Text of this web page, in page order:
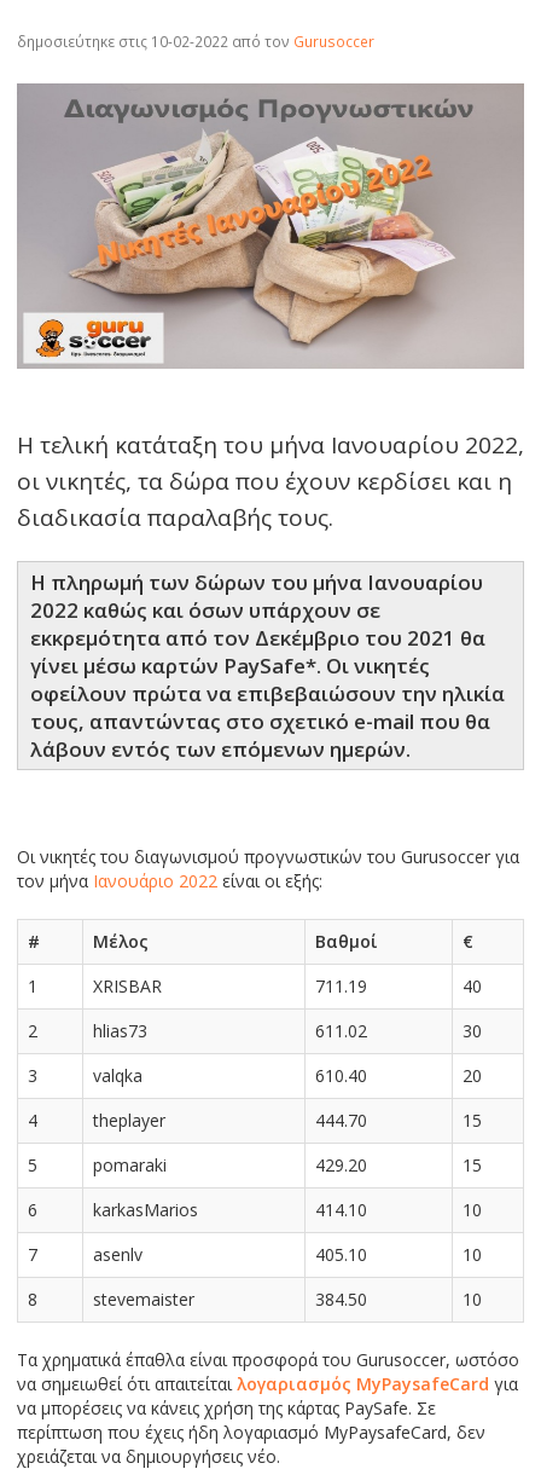
δημοσιεύτηκε στις 10-02-2022 από τον Gurusoccer
Η τελική κατάταξη του μήνα Ιανουαρίου 2022,
οι νικητές, τα δώρα που έχουν κερδίσει και η
διαδικασία παραλαβής τους.
Η πληρωμή των δώρων του μήνα Ιανουαρίου
2022 καθώς και όσων υπάρχουν σε
εκκρεμότητα από τον Δεκέμβριο του 2021 θα
γίνει μέσω καρτών PaySafe*. Οι νικητές
οφείλουν πρώτα να επιβεβαιώσουν την ηλικία
τους, απαντώντας στο σχετικό e-mail που θα
λάβουν εντός των επόμενων ημερών.
Οι νικητές του διαγωνισμού πρoγνωστικών του Gurusoccer για
τον μήνα Ιανουάριο 2022 είναι οι εξής:
# Μέλος Βαθμοί
€
1
XRISBAR 711.19
40
2
hlias73 611.02
30
3
valqka 610.40
20
4
theplayer 444.70
15
5
pomaraki 429.20
15
6
karkasMarios 414.10
10
7
asenlv 405.10
10
8
stevemaister 384.50 10
Τα χρηματικά έπαθλα είναι προσφορά του Gurusoccer, ωστόσο
να σημειωθεί ότι απαιτείταιλογαριασμός MyPaysafeCard για
να μπορέσεις να κάνεις χρήση της κάρτας PaySafe. Σε
περίπτωση που έχεις ήδη λογαριασμό MyPaysafeCard, δεν
χρειάζεται να δημιουργήσεις νέο.